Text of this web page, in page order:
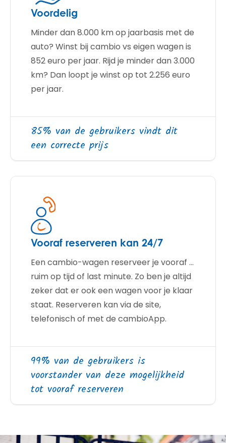
Voordelig
Minder dan 8.000 km op jaarbasis met de
auto? Winst bij cambio vs eigen wagen is
852 euro per jaar. Rijd je minder dan 3.000
km? Dan loopt je winst op tot 2.256 euro
per jaar.
85% van de gebruikers vindt dit
een correcte prijs
Vooraf reserveren kan 24/7
Een cambio-wagen reserveer je vooraf ...
ruim op tijd of last minute. Zo ben je altijd
zeker dat er ook een wagen voor je klaar
staat. Reserveren kan via de site,
telefonisch of met de cambioApp.
99% van de gebruikers is
voorstander van deze mogelijkheid
tot vooraf reserveren